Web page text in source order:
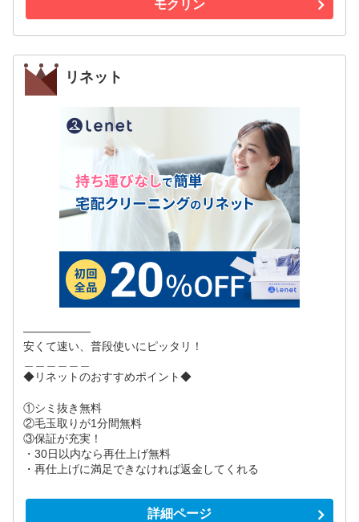
モクリン
リネット
――――――
安くて速い、普段使いにピッタリ！
◆リネットのおすすめポイント◆
①シミ抜き無料
②毛玉取りが1分間無料
③保証が充実！
・30日以内なら再仕上げ無料
・再仕上げに満足できなければ返金してくれる
詳細ページ